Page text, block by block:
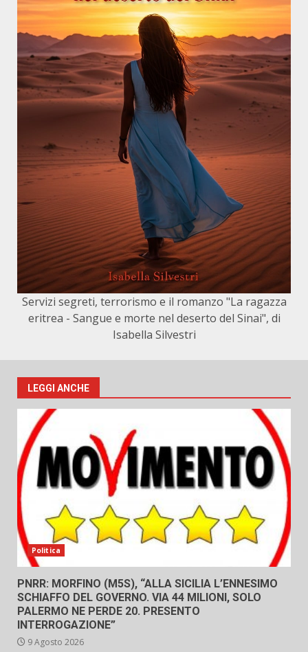
Servizi segreti, terrorismo e il romanzo "La ragazza
eritrea - Sangue e morte nel deserto del Sinai", di
Isabella Silvestri
LEGGI ANCHE
Politica
PNRR: MORFINO (M5S), “ALLA SICILIA L’ENNESIMO
SCHIAFFO DEL GOVERNO. VIA 44 MILIONI, SOLO
PALERMO NE PERDE 20. PRESENTO
INTERROGAZIONE”
9 Agosto 2026